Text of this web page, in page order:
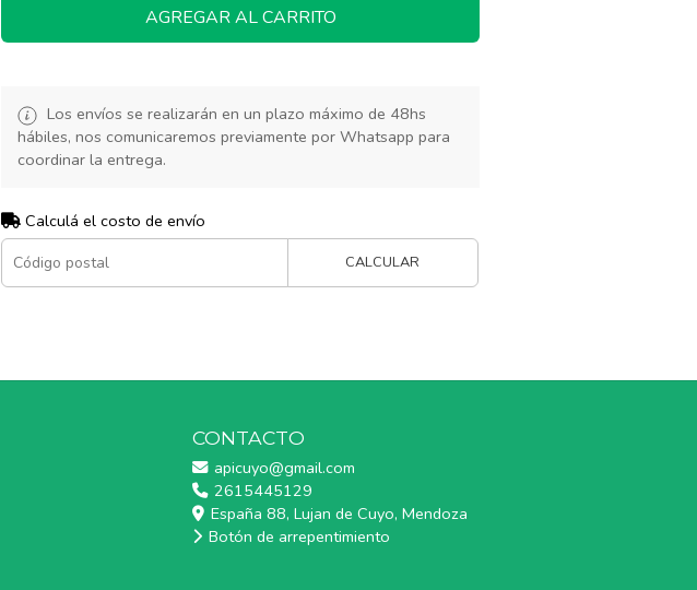
AGREGAR AL CARRITO
Los envíos se realizarán en un plazo máximo de 48hs
hábiles, nos comunicaremos previamente por Whatsapp para
coordinar la entrega.
Calculá el costo de envío
CALCULAR
CONTACTO
apicuyo@gmail.com
2615445129
España 88, Lujan de Cuyo, Mendoza
Botón de arrepentimiento